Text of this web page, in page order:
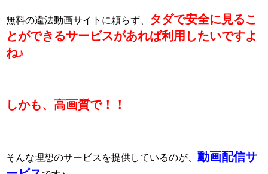
無料の違法動画サイトに頼らず、 タダで安全に見るこ
とができるサービスがあれば利用したいですよ
ね♪
しかも、高画質で！！
そんな理想のサービスを提供しているのが、 動画配信サ